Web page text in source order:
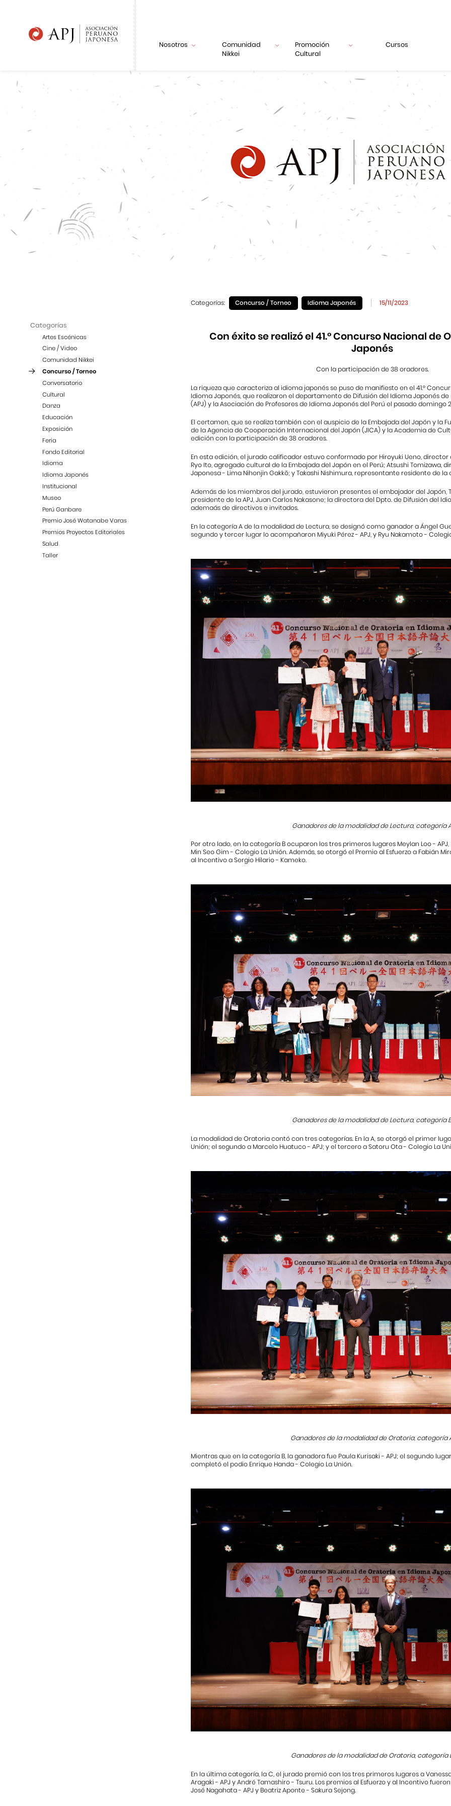
Nosotros
Comunidad
Nikkei
Promoción
Cultural
Cursos
Categorías
Artes Escénicas
Cine / Video
Comunidad Nikkei
Concurso / Torneo
Conversatorio
Cultural
Danza
Educación
Exposición
Feria
Fondo Editorial
Idioma
Idioma Japonés
Institucional
Museo
Perú Ganbare
Premio José Watanabe Varas
Premios Proyectos Editoriales
Salud
Taller
Categorías: Concurso / Torneo Idioma Japonés 15/11/2023
Con éxito se realizó el 41.° Concurso Nacional de
Japonés
Con la participación de 38 oradores.
La riqueza que caracteriza al idioma japonés se puso de manifiesto en el 41.°
Idioma Japonés, que realizaron el departamento de Difusión del Idioma Japonés
(APJ) y la Asociación de Profesores de Idioma Japonés del Perú el pasado domingo
El certamen, que se realiza también con el auspicio de la Embajada del Japón y la
de la Agencia de Cooperación Internacional del Japón (JICA) y la Academia de
edición con la participación de 38 oradores.
En esta edición, el jurado calificador estuvo conformado por Hiroyuki Ueno, director
Ryo Ito, agregado cultural de la Embajada del Japón en el Perú; Atsushi Tomizawa,
Japonesa - Lima Nihonjin Gakkō; y Takashi Nishimura, representante residente de la
Además de los miembros del jurado, estuvieron presentes el embajador del Japón,
presidente de la APJ, Juan Carlos Nakasone; la directora del Dpto. de Difusión del
ademaás de directivos e invitados.
En la categoría A de la modalidad de Lectura, se designó como ganador a Ángel
segundo y tercer lugar lo acompañaron Miyuki Pérez - APJ, y Ryu Nakamoto -
Ganadores de la modalidad de Lectura, categoría
Por otro lado, en la categoría B ocuparon los tres primeros lugares Meylan Loo -
Min Seo Gim - Colegio La Unión. Además, se otorgó el Premio al Esfuerzo a Fabián
al Incentivo a Sergio Hilario - Kameko.
Ganadores de la modalidad de Lectura, categoría
La modalidad de Oratoria contó con tres categorías. En la A, se otorgó el primer
Unión; el segundo a Marcelo Huatuco - APJ; y el tercero a Satoru Ota - Colegio La
Ganadores de la modalidad de Oratoria, categoría
Mientras que en la categoría B, la ganadora fue Paula Kurisaki - APJ; el segundo
completó el podio Enrique Handa - Colegio La Unión.
Ganadores de la modalidad de Oratoria, categoría
En la última categoría, la C, el jurado premió con los tres primeros lugares a
Aragaki - APJ y André Tamashiro - Tsuru. Los premios al Esfuerzo y al Incentivo
José Nagahata - APJ y Beatriz Aponte - Sakura Sejong.